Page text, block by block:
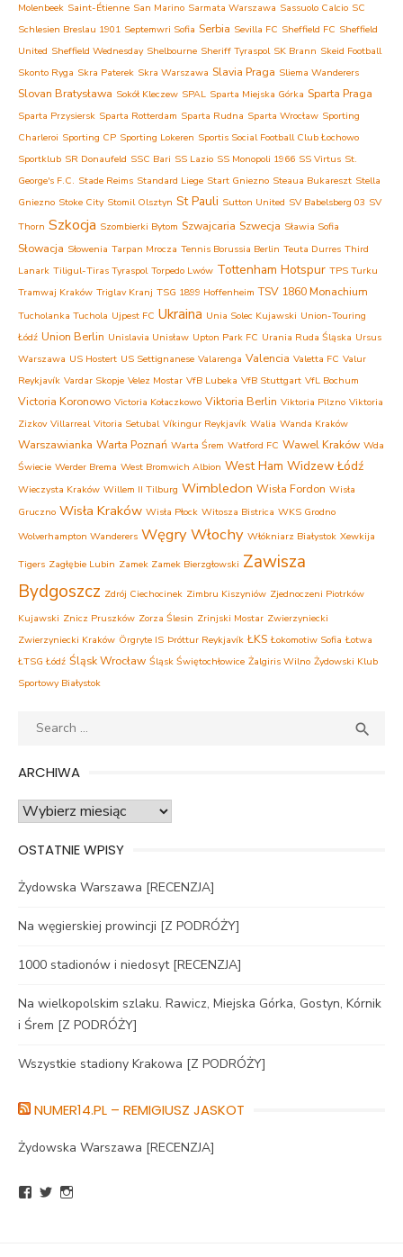
Molenbeek Saint-Étienne San Marino Sarmata Warszawa Sassuolo Calcio SC
Schlesien Breslau 1901 Septemwri Sofia Serbia Sevilla FC Sheffield FC Sheffield
United Sheffield Wednesday Shelbourne Sheriff Tyraspol SK Brann Skeid Football
Skonto Ryga Skra Paterek Skra Warszawa Slavia Praga Sliema Wanderers
Slovan Bratysława Sokół Kleczew SPAL Sparta Miejska Górka Sparta Praga
Sparta Przysiersk Sparta Rotterdam Sparta Rudna Sparta Wrocław Sporting
Charleroi Sporting CP Sporting Lokeren Sportis Social Football Club Łochowo
Sportklub SR Donaufeld SSC Bari SS Lazio SS Monopoli 1966 SS Virtus St.
George's F.C. Stade Reims Standard Liege Start Gniezno Steaua Bukareszt Stella
Gniezno Stoke City Stomil Olsztyn St Pauli Sutton United SV Babelsberg 03 SV
Thorn Szkocja Szombierki Bytom Szwajcaria Szwecja Sławia Sofia
Słowacja Słowenia Tarpan Mrocza Tennis Borussia Berlin Teuta Durres Third
Lanark Tiligul-Tiras Tyraspol Torpedo Lwów Tottenham Hotspur TPS Turku
Tramwaj Kraków Triglav Kranj TSG 1899 Hoffenheim TSV 1860 Monachium
Tucholanka Tuchola Ujpest FC Ukraina Unia Solec Kujawski Union-Touring
Łódź Union Berlin Unislavia Unisław Upton Park FC Urania Ruda Śląska Ursus
Warszawa US Hostert US Settignanese Valarenga Valencia Valetta FC Valur
Reykjavík Vardar Skopje Velez Mostar VfB Lubeka VfB Stuttgart VfL Bochum
Victoria Koronowo Victoria Kołaczkowo Viktoria Berlin Viktoria Pilzno Viktoria
Zizkov Villarreal Vitoria Setubal Víkingur Reykjavík Walia Wanda Kraków
Warszawianka Warta Poznań Warta Śrem Watford FC Wawel Kraków Wda
Świecie Werder Brema West Bromwich Albion West Ham Widzew Łódź
Wieczysta Kraków Willem II Tilburg Wimbledon Wisła Fordon Wisła
Gruczno Wisła Kraków Wisła Płock Witosza Bistrica WKS Grodno
Wolverhampton Wanderers WęgryWłochy Włókniarz Białystok Xewkija
Tigers Zagłębie Lubin Zamek Zamek Bierzgłowski Zawisza
Bydgoszcz Zdrój Ciechocinek Zimbru Kiszyniów Zjednoczeni Piotrków
Kujawski Znicz Pruszków Zorza Ślesin Zrinjski Mostar Zwierzyniecki
Zwierzyniecki Kraków Örgryte IS Þróttur Reykjavík ŁKS Łokomotiw Sofia Łotwa
ŁTSG Łódź Śląsk Wrocław Śląsk Świętochłowice Żalgiris Wilno Żydowski Klub
Sportowy Białystok
Search

ARCHIWA
Archiwa
OSTATNIE WPISY
Żydowska Warszawa [RECENZJA]
Na węgierskiej prowincji [Z PODRÓŻY]
1000 stadionów i niedosyt [RECENZJA]
Na wielkopolskim szlaku. Rawicz, Miejska Górka, Gostyn, Kórnik
i Śrem [Z PODRÓŻY]
Wszystkie stadiony Krakowa [Z PODRÓŻY]
NUMER14.PL – REMIGIUSZ JASKOT
Żydowska Warszawa [RECENZJA]
ZobaczZobacz